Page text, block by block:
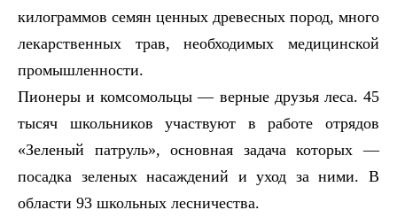
килограммов семян ценных древесных пород, много
лекарственных трав, необходимых медицинской
промышленности.
Пионеры и комсомольцы — верные друзья леса. 45
тысяч школьников участвуют в работе отрядов
«Зеленый патруль», основная задача которых —
посадка зеленых насаждений и уход за ними. В
области 93 школьных лесничества.